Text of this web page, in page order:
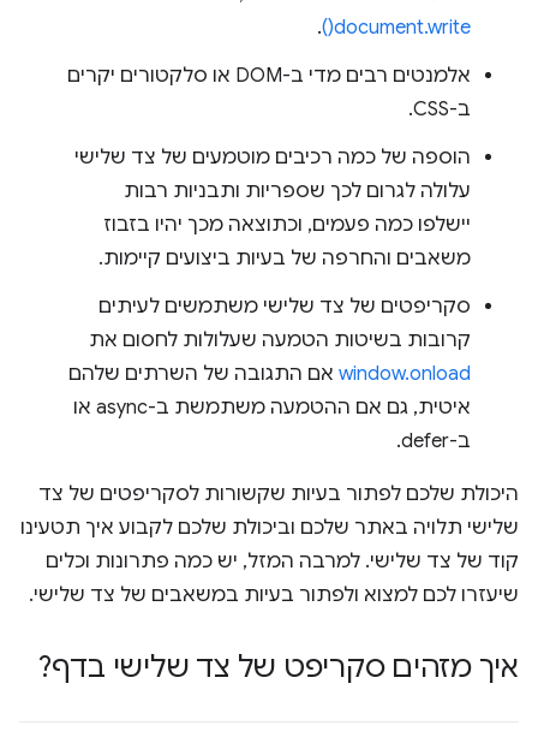
document.write()
.
אלמנטים רבים מדי ב-DOM או סלקטורים יקרים
ב-CSS.
הוספה של כמה רכיבים מוטמעים של צד שלישי
עלולה לגרום לכך שספריות ותבניות רבות
יישלפו כמה פעמים, וכתוצאה מכך יהיו בזבוז
משאבים והחרפה של בעיות ביצועים קיימות.
סקריפטים של צד שלישי משתמשים לעיתים
קרובות בשיטות הטמעה שעלולות לחסום את
window.onload אם התגובה של השרתים שלהם
איטית, גם אם ההטמעה משתמשת ב-async או
ב-defer.
היכולת שלכם לפתור בעיות שקשורות לסקריפטים של צד
שלישי תלויה באתר שלכם וביכולת שלכם לקבוע איך תטעינו
קוד של צד שלישי. למרבה המזל, יש כמה פתרונות וכלים
שיעזרו לכם למצוא ולפתור בעיות במשאבים של צד שלישי.
איך מזהים סקריפט של צד שלישי בדף?